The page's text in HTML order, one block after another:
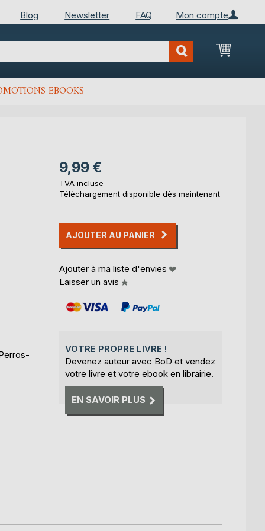
Mon compte
Blog Newsletter FAQ
Mon
EBOOKS
9,99 €
TVA incluse
Téléchargement disponible dès maintenant
AJOUTER AU PANIER
Ajouter à ma liste d'envies
Laisser un avis
VOTRE PROPRE LIVRE !
Devenez auteur avec BoD et vendez
votre livre et votre ebook en librairie.
EN SAVOIR PLUS